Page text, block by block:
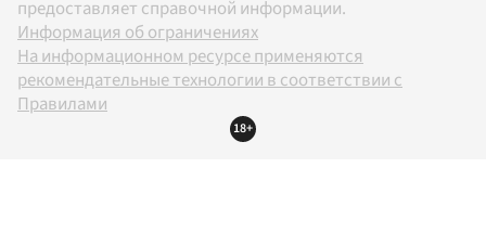
предоставляет справочной информации.
Информация об ограничениях
На информационном ресурсе применяются
рекомендательные технологии в соответствии с
Правилами
18+